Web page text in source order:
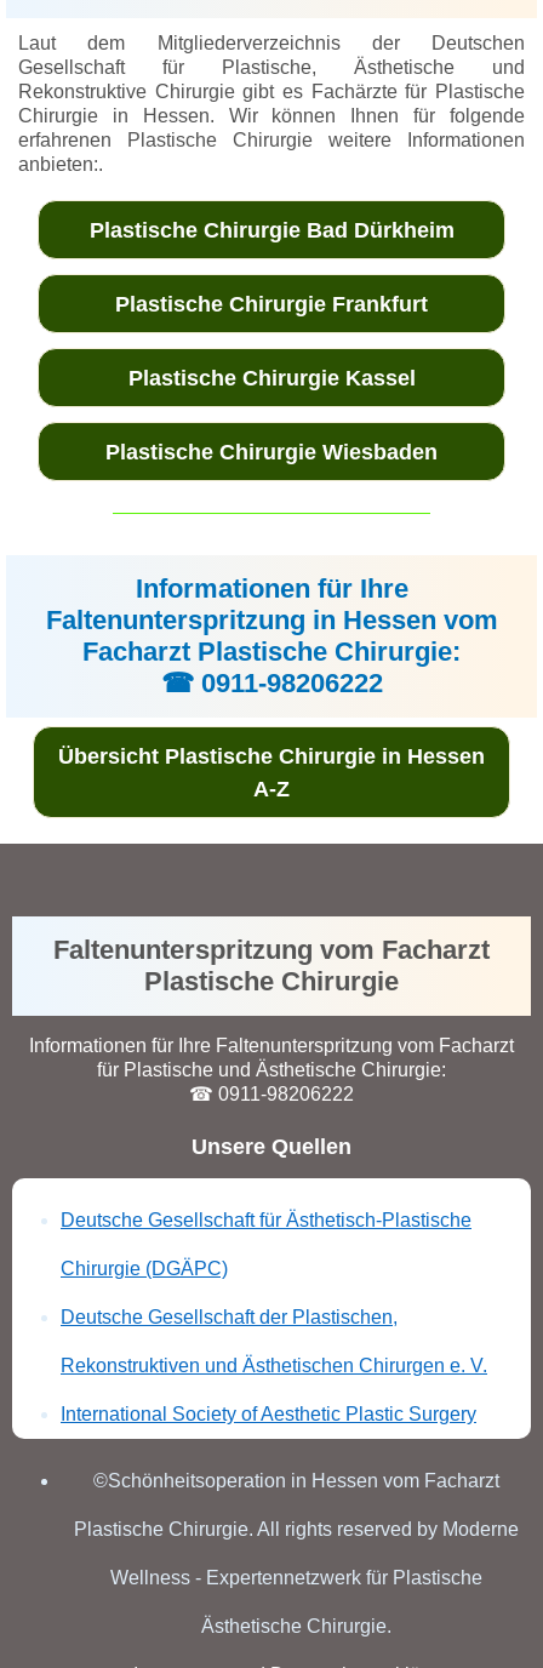
Laut dem Mitgliederverzeichnis der Deutschen
Gesellschaft für Plastische, Ästhetische und
Rekonstruktive Chirurgie gibt es Fachärzte für Plastische
Chirurgie in Hessen. Wir können Ihnen für folgende
erfahrenen Plastische Chirurgie weitere Informationen
anbieten:.
Plastische Chirurgie Bad Dürkheim
Plastische Chirurgie Frankfurt
Plastische Chirurgie Kassel
Plastische Chirurgie Wiesbaden
Informationen für Ihre
Faltenunterspritzung in Hessen vom
Facharzt Plastische Chirurgie:
☎ 0911-98206222
Übersicht Plastische Chirurgie in Hessen
A-Z
Faltenunterspritzung vom Facharzt
Plastische Chirurgie
Informationen für Ihre Faltenunterspritzung vom Facharzt
für Plastische und Ästhetische Chirurgie:
☎ 0911-98206222
Unsere Quellen
Deutsche Gesellschaft für Ästhetisch-Plastische
Chirurgie (DGÄPC)
Deutsche Gesellschaft der Plastischen,
Rekonstruktiven und Ästhetischen Chirurgen e. V.
International Society of Aesthetic Plastic Surgery
©Schönheitsoperation in Hessen vom Facharzt
Plastische Chirurgie. All rights reserved by Moderne
Wellness - Expertennetzwerk für Plastische
Ästhetische Chirurgie.